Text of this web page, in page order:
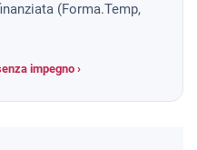
(Forma.Temp,
impegno ›